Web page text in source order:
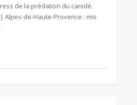
de la prédation du canidé.
Alpes-de-Haute-Provence : mis